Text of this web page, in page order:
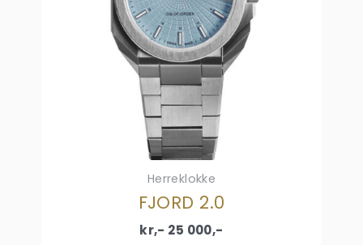
Herreklokke
FJORD 2.0
kr,- 25 000,-